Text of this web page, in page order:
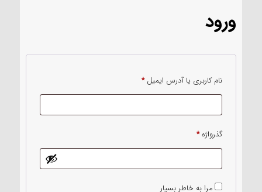
ورود
نام کاربری یا آدرس ایمیل*الزامی
گذرواژه*الزامی
مرا به خاطر بسپار